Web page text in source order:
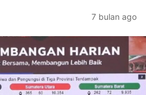
7 bulan ago